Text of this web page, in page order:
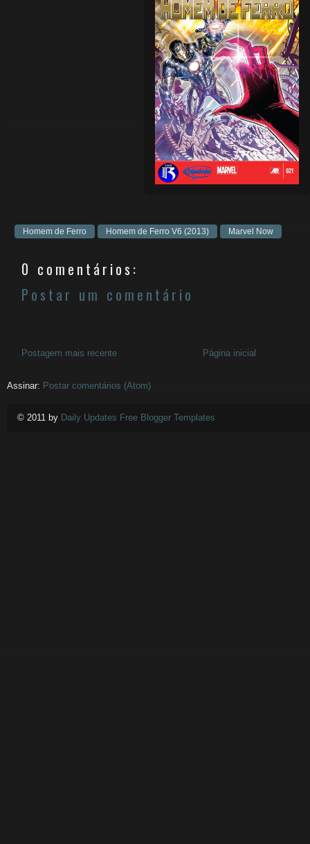
Homem de Ferro Homem de Ferro V6 (2013) Marvel Now
0 comentários:
Postar um comentário
Postagem mais recente Página inicial
Assinar: Postar comentários (Atom)
© 2011 by Daily Updates Free Blogger Templates